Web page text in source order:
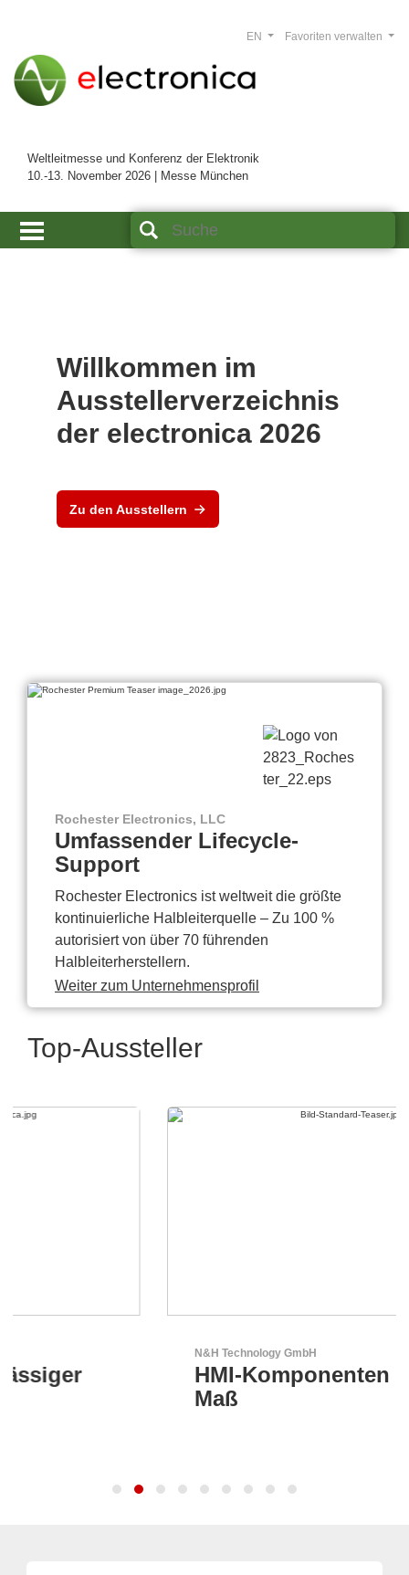
Weltleitmesse und Konferenz der Elektronik
10.-13. November 2026 | Messe München
Favoriten verwalten
EN
Willkommen im
Ausstellerverzeichnis
der electronica 2026
Zu den Ausstellern
Rochester Electronics, LLC
Umfassender Lifecycle-
Support
Rochester Electronics ist weltweit die größte
kontinuierliche Halbleiterquelle – Zu 100 %
autorisiert von über 70 führenden
Halbleiterherstellern.
Weiter zum Unternehmensprofil
Top-Aussteller
HMI-Komponenten nach